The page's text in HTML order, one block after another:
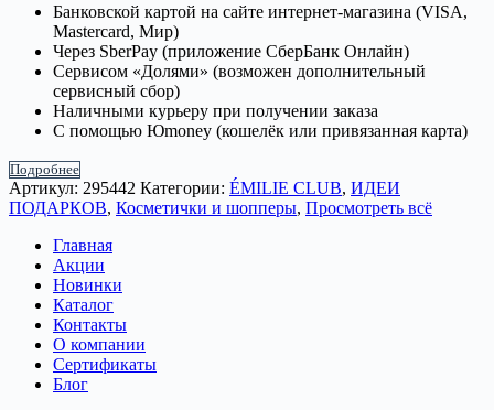
Банковской картой на сайте интернет-магазина (VISA,
Mastercard, Мир)
Через SberPay (приложение СберБанк Онлайн)
Сервисом «Долями» (возможен дополнительный
сервисный сбор)
Наличными курьеру при получении заказа
С помощью Юmoney (кошелёк или привязанная карта)
Подробнее
Артикул: 295442 Категории: ÉMILIE CLUB, ИДЕИ
ПОДАРКОВ, Косметички и шопперы, Просмотреть всё
Главная
Акции
Новинки
Каталог
Контакты
О компании
Сертификаты
Блог